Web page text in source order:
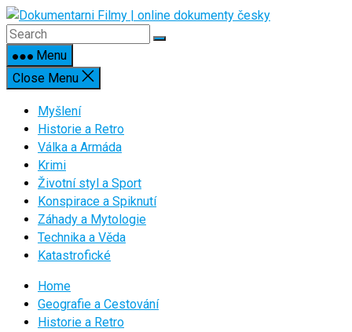
Skip
to
contentMenu
Close Menu
Myšlení
Historie a Retro
Válka a Armáda
Krimi
Životní styl a Sport
Konspirace a Spiknutí
Záhady a Mytologie
Technika a Věda
Katastrofické
Home
Geografie a Cestování
Historie a Retro